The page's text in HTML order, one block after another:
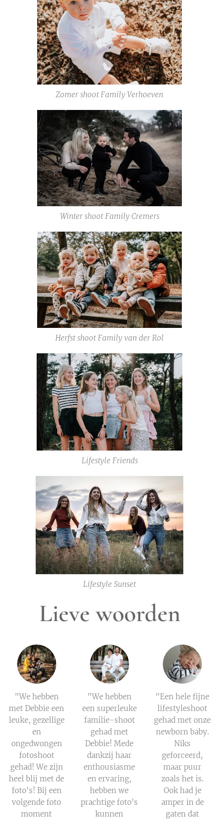
Zomer shoot Family Verhoeven
Winter shoot Family Cremers
Herfst shoot Family van der Rol
Lifestyle Friends
Lifestyle Sunset
Lieve woorden
"We hebben
met Debbie een
leuke, gezellige
en
ongedwongen
fotoshoot
gehad! We zijn
heel blij met de
foto's! Bij een
volgende foto
moment
"We hebben
een superleuke
familie-shoot
gehad met
Debbie! Mede
dankzij haar
enthousiasme
en ervaring,
hebben we
prachtige foto's
kunnen
"Een hele fijne
lifestyleshoot
gehad met onze
newborn baby.
Niks
geforceerd,
maar puur
zoals het is.
Ook had je
amper in de
gaten dat